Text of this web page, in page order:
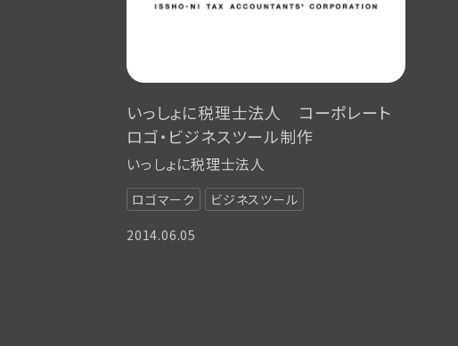
いっしょに税理士法人 コーポレート
ロゴ・ビジネスツール制作
いっしょに税理士法人
ロゴマーク
ビジネスツール
2014.06.05